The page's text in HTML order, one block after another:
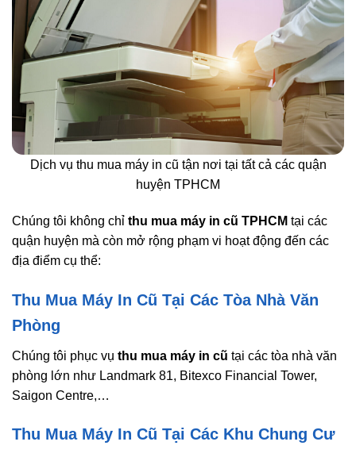
Dịch vụ thu mua máy in cũ tận nơi tại tất cả các quận
huyện TPHCM
Chúng tôi không chỉ thu mua máy in cũ TPHCM tại các
quận huyện mà còn mở rộng phạm vi hoạt động đến các
địa điểm cụ thể:
Thu Mua Máy In Cũ Tại Các Tòa Nhà Văn
Phòng
Chúng tôi phục vụ thu mua máy in cũ tại các tòa nhà văn
phòng lớn như Landmark 81, Bitexco Financial Tower,
Saigon Centre,…
Thu Mua Máy In Cũ Tại Các Khu Chung Cư